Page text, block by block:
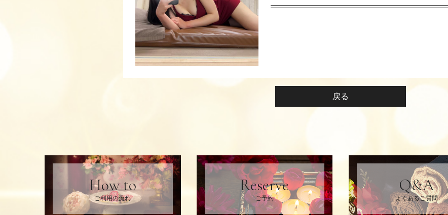
戻る
How to
ご利用の流れ
Reserve
ご予約
Q&A
よくあるご質問